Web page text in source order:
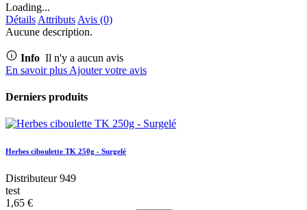
Loading...
Détails Attributs Avis (0)
Aucune description.
Info Il n'y a aucun avis
En savoir plus Ajouter votre avis
Derniers produits
Herbes ciboulette TK 250g - Surgelé
Distributeur 949
test
1,65 €